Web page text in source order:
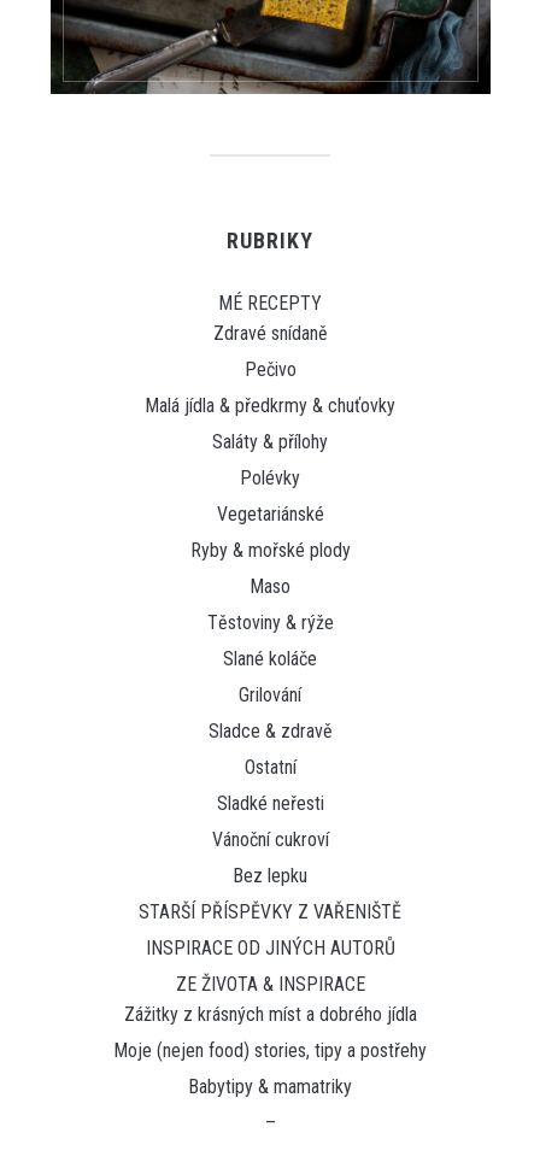
RUBRIKY
MÉ RECEPTY
Zdravé snídaně
Pečivo
Malá jídla & předkrmy & chuťovky
Saláty & přílohy
Polévky
Vegetariánské
Ryby & mořské plody
Maso
Těstoviny & rýže
Slané koláče
Grilování
Sladce & zdravě
Ostatní
Sladké neřesti
Vánoční cukroví
Bez lepku
STARŠÍ PŘÍSPĚVKY Z VAŘENIŠTĚ
INSPIRACE OD JINÝCH AUTORŮ
ZE ŽIVOTA & INSPIRACE
Zážitky z krásných míst a dobrého jídla
Moje (nejen food) stories, tipy a postřehy
Babytipy & mamatriky
–